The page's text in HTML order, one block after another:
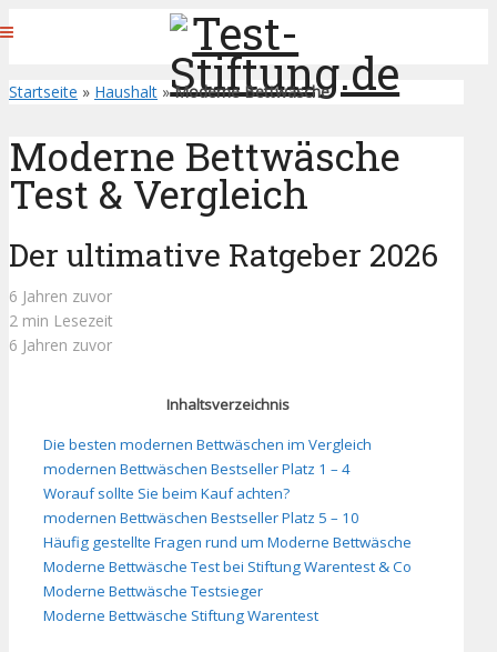
Startseite » Haushalt »Moderne Bettwäsche
Moderne Bettwäsche
Test & Vergleich
Der ultimative Ratgeber 2026
6 Jahren zuvor
2 min Lesezeit
6 Jahren zuvor
Inhaltsverzeichnis
Die besten modernen Bettwäschen im Vergleich
modernen Bettwäschen Bestseller Platz 1 – 4
Worauf sollte Sie beim Kauf achten?
modernen Bettwäschen Bestseller Platz 5 – 10
Häufig gestellte Fragen rund um Moderne Bettwäsche
Moderne Bettwäsche Test bei Stiftung Warentest & Co
Moderne Bettwäsche Testsieger
Moderne Bettwäsche Stiftung Warentest